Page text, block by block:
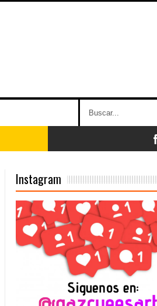
clausura
Instagram